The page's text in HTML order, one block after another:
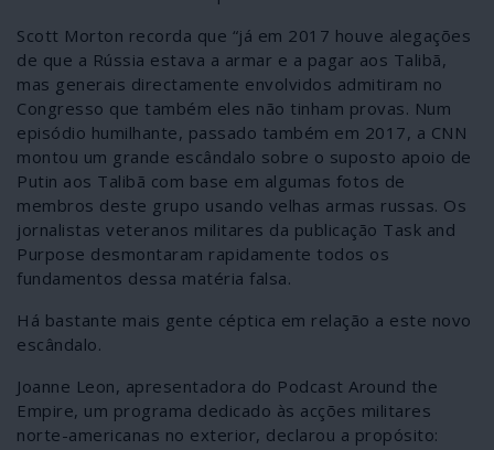
Scott Morton recorda que “já em 2017 houve alegações
de que a Rússia estava a armar e a pagar aos Talibã,
mas generais directamente envolvidos admitiram no
Congresso que também eles não tinham provas. Num
episódio humilhante, passado também em 2017, a CNN
montou um grande escândalo sobre o suposto apoio de
Putin aos Talibã com base em algumas fotos de
membros deste grupo usando velhas armas russas. Os
jornalistas veteranos militares da publicação Task and
Purpose desmontaram rapidamente todos os
fundamentos dessa matéria falsa.
Há bastante mais gente céptica em relação a este novo
escândalo.
Joanne Leon, apresentadora do Podcast Around the
Empire, um programa dedicado às acções militares
norte-americanas no exterior, declarou a propósito: